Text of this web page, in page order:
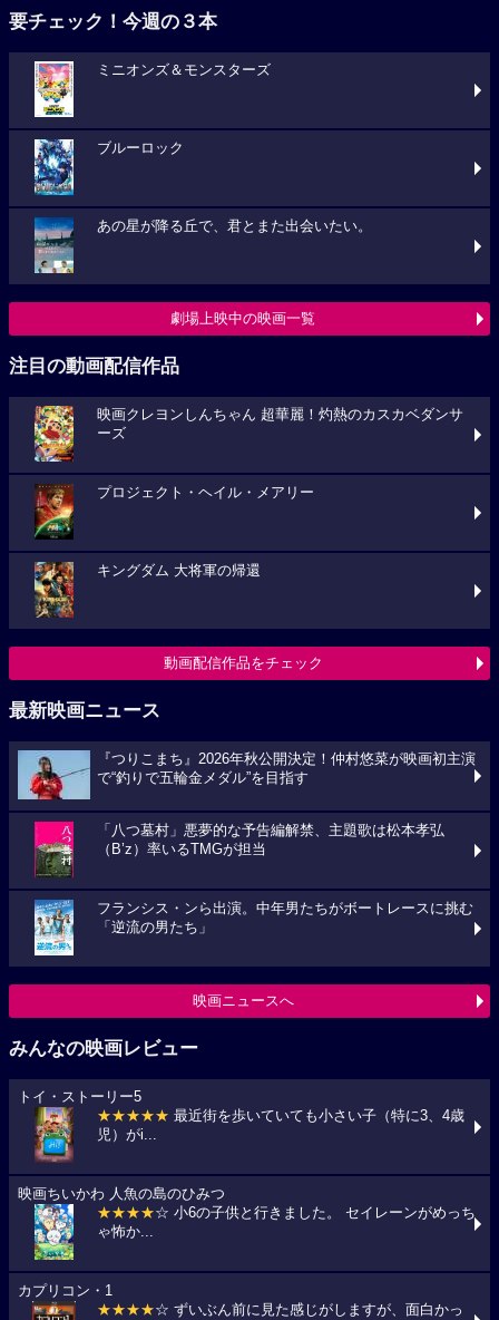
要チェック！今週の３本
ミニオンズ＆モンスターズ
ブルーロック
あの星が降る丘で、君とまた出会いたい。
劇場上映中の映画一覧
注目の動画配信作品
映画クレヨンしんちゃん 超華麗！灼熱のカスカベダンサ
ーズ
プロジェクト・ヘイル・メアリー
キングダム 大将軍の帰還
動画配信作品をチェック
最新映画ニュース
『つりこまち』2026年秋公開決定！仲村悠菜が映画初主演
で“釣りで五輪金メダル”を目指す
「八つ墓村」悪夢的な予告編解禁、主題歌は松本孝弘
（B’z）率いるTMGが担当
フランシス・ンら出演。中年男たちがボートレースに挑む
「逆流の男たち」
映画ニュースへ
みんなの映画レビュー
トイ・ストーリー5
★★★★★ 最近街を歩いていても小さい子（特に3、4歳
児）がi...
映画ちいかわ 人魚の島のひみつ
★★★★☆ 小6の子供と行きました。 セイレーンがめっち
ゃ怖か...
カプリコン・1
★★★★☆ ずいぶん前に見た感じがしますが、面白かっ